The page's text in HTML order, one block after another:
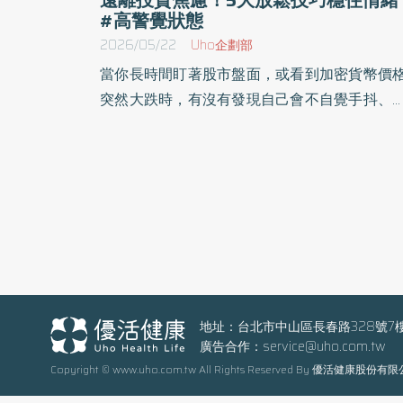
#高警覺狀態
2026/05/22 Uho企劃部
當你長時間盯著股市盤面，或看到加密貨幣價
突然大跌時，有沒有發現自己會不自覺手抖、心
資焦慮。 1. 睡前不再無限刷新價格 加密貨幣 24
小時交易，最容易讓人進入持續高警覺狀
（Hyper-vigilance）。睡前反覆查看比特幣 美金
價格、社群消息和新聞通知，會使大腦一直等
地址：台北市中山區長春路328號7
廣告合作： service@uho.com.tw
Copyright © www.uho.com.tw All Rights Reserved By 優活健康股份有限